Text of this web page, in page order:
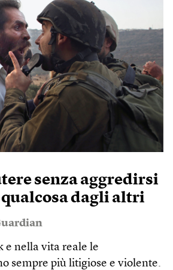
senza aggredirsi
dagli altri
e nella vita reale le
sempre più litigiose e violente.